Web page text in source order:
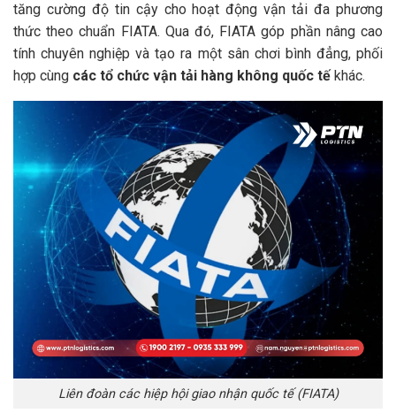
tăng cường độ tin cậy cho hoạt động vận tải đa phương
thức theo chuẩn FIATA. Qua đó, FIATA góp phần nâng cao
tính chuyên nghiệp và tạo ra một sân chơi bình đẳng, phối
hợp cùng các tổ chức vận tải hàng không quốc tế khác.
Liên đoàn các hiệp hội giao nhận quốc tế (FIATA)